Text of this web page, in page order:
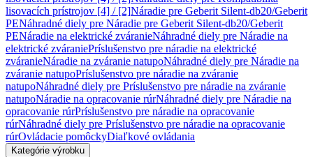
lisovacích prístrojov [4] / [2]Náradie pre Geberit Silent-db20/Geberit
PENáhradné diely pre Náradie pre Geberit Silent-db20/Geberit
PENáradie na elektrické zváranieNáhradné diely pre Náradie na
elektrické zváraniePríslušenstvo pre náradie na elektrické
zváranieNáradie na zváranie natupoNáhradné diely pre Náradie na
zváranie natupoPríslušenstvo pre náradie na zváranie
natupoNáhradné diely pre Príslušenstvo pre náradie na zváranie
natupoNáradie na opracovanie rúrNáhradné diely pre Náradie na
opracovanie rúrPríslušenstvo pre náradie na opracovanie
rúrNáhradné diely pre Príslušenstvo pre náradie na opracovanie
rúrOvládacie pomôckyDiaľkové ovládania
Kategórie výrobku